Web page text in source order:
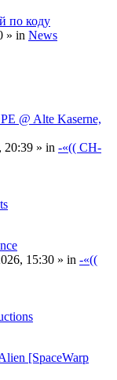
по коду
» in News
@ Alte Kaserne,
20:39 » in -«(( CH-
15:30 » in -«((
[SpaceWarp